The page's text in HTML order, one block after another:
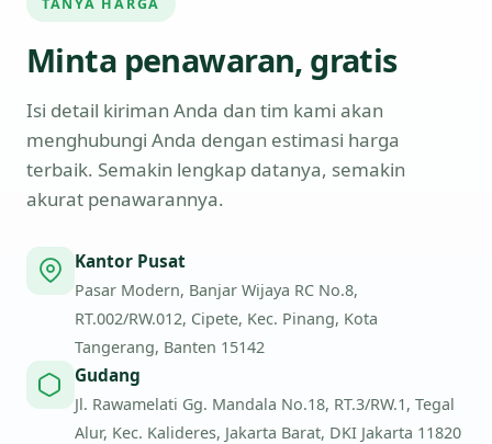
TANYA HARGA
Minta penawaran, gratis
Isi detail kiriman Anda dan tim kami akan
menghubungi Anda dengan estimasi harga
terbaik. Semakin lengkap datanya, semakin
akurat penawarannya.
Kantor Pusat
Pasar Modern, Banjar Wijaya RC No.8,
RT.002/RW.012, Cipete, Kec. Pinang, Kota
Tangerang, Banten 15142
Gudang
Jl. Rawamelati Gg. Mandala No.18, RT.3/RW.1, Tegal
Alur, Kec. Kalideres, Jakarta Barat, DKI Jakarta 11820